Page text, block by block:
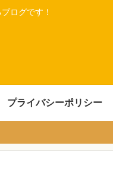
ログです！
プライバシーポリシー